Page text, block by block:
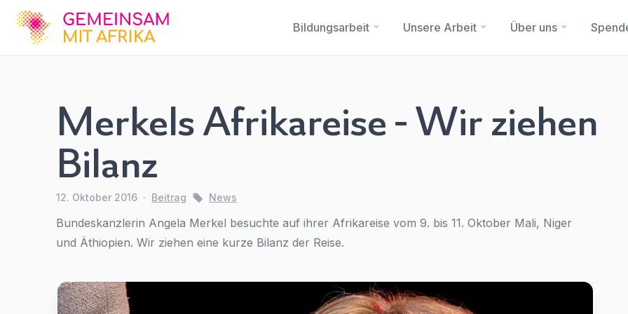
GFA
Bildungsarbeit Unsere Arbeit Über uns
Merkels Afrikareise - Wir ziehen
Bilanz
12. Oktober 2016 · Beitrag News
Bundeskanzlerin Angela Merkel besuchte auf ihrer Afrikareise vom 9. bis 11. Oktober Mali, Niger
und Äthiopien. Wir ziehen eine kurze Bilanz der Reise.
E-Mail
Betreff*
Merkels
Afrikareise
- Wir
ziehen
Bilanz